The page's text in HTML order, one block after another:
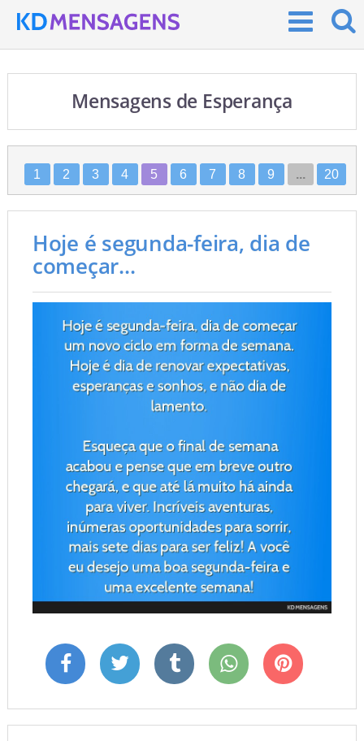
Mensagens de Esperança
1 2 3 4 5 6 7 8 9 ... 20
Hoje é segunda-feira, dia de
começar...